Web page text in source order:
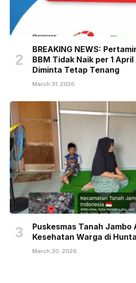
BREAKING NEWS:
BBM Tidak Naik per 1
Diminta Tetap Tenang
March 31, 2026
Puskesmas Tanah Jambo
Kesehatan Warga di
March 30, 2026